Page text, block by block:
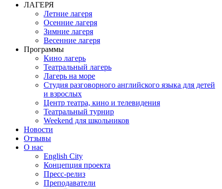
ЛАГЕРЯ
Летние лагеря
Осенние лагеря
Зимние лагеря
Весенние лагеря
Программы
Кино лагерь
Театральный лагерь
Лагерь на море
Студия разговорного английского языка для детей
и взрослых
Центр театра, кино и телевидения
Театральный турнир
Weekend для школьников
Новости
Отзывы
О нас
English City
Концепция проекта
Пресс-релиз
Преподаватели